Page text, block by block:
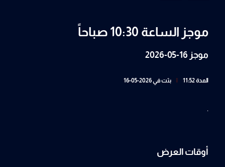
موجز الساعة 10:30 صباحاً
موجز 16-05-2026
المدة 11:52 بثت في 2026-05-16
.
أوقات العرض